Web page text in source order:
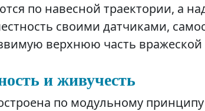
по навесной траектории, а
своими датчиками,
верхнюю часть вражеской
и живучесть
по модульному